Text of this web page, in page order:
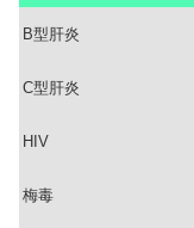
B型肝炎
C型肝炎
HIV
梅毒